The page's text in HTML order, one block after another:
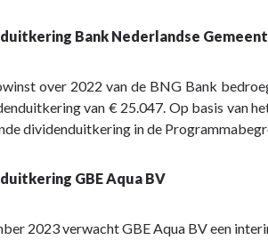
Bank Nederlandse
over 2022 van de BNG Bank
van € 25.047. Op basis van
dividenduitkering in de
GBE Aqua BV
2023 verwacht GBE Aqua BV een